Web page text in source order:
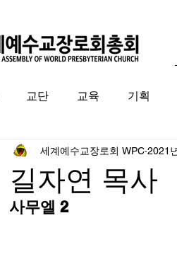
교단 교육 기획
특집 미국 교계
길자연 목사
세계예수교장로회 WPC 2021
사무엘 2